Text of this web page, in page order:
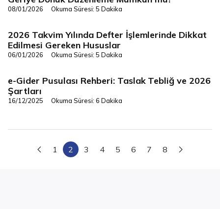
08/01/2026 Okuma Süresi: 5 Dakika
Dijital Dönüşüm
2026 Takvim Yılında Defter İşlemlerinde Dikkat
Edilmesi Gereken Hususlar
06/01/2026 Okuma Süresi: 5 Dakika
Dijital Dönüşüm
e-Gider Pusulası Rehberi: Taslak Tebliğ ve 2026
Şartları
16/12/2025 Okuma Süresi: 6 Dakika
1 2 3 4 5 6 7 8